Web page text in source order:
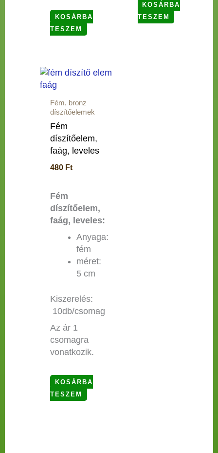
KOSÁRBA
TESZEM
KOSÁRBA
TESZEM
Fém, bronz
díszítőelemek
Fém
díszítőelem,
faág, leveles
480 Ft
Fém
díszítőelem,
faág, leveles:
Anyaga:
fém
méret:
5 cm
Kiszerelés:
10db/csomag
Az ár 1
csomagra
vonatkozik.
KOSÁRBA
TESZEM